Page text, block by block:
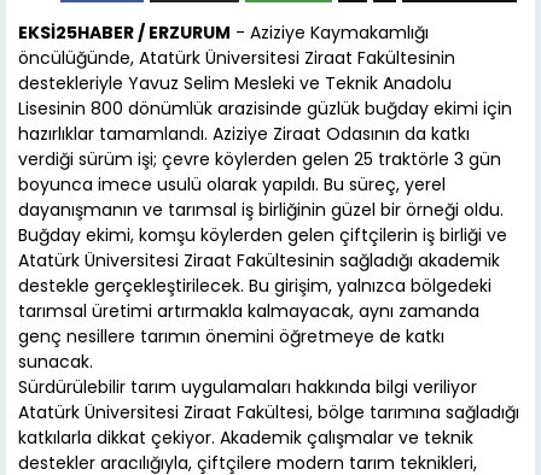
EKSİ25HABER / ERZURUM - Aziziye Kaymakamlığı
öncülüğünde, Atatürk Üniversitesi Ziraat Fakültesinin
destekleriyle Yavuz Selim Mesleki ve Teknik Anadolu
Lisesinin 800 dönümlük arazisinde güzlük buğday ekimi için
hazırlıklar tamamlandı. Aziziye Ziraat Odasının da katkı
verdiği sürüm işi; çevre köylerden gelen 25 traktörle 3 gün
boyunca imece usulü olarak yapıldı. Bu süreç, yerel
dayanışmanın ve tarımsal iş birliğinin güzel bir örneği oldu.
Buğday ekimi, komşu köylerden gelen çiftçilerin iş birliği ve
Atatürk Üniversitesi Ziraat Fakültesinin sağladığı akademik
destekle gerçekleştirilecek. Bu girişim, yalnızca bölgedeki
tarımsal üretimi artırmakla kalmayacak, aynı zamanda
genç nesillere tarımın önemini öğretmeye de katkı
sunacak.
Sürdürülebilir tarım uygulamaları hakkında bilgi veriliyor
Atatürk Üniversitesi Ziraat Fakültesi, bölge tarımına sağladığı
katkılarla dikkat çekiyor. Akademik çalışmalar ve teknik
destekler aracılığıyla, çiftçilere modern tarım teknikleri,